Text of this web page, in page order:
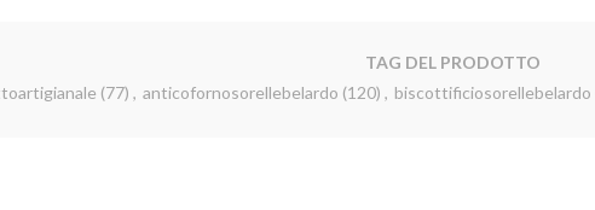
TAG DEL PRODOTTO
(77) , anticofornosorellebelardo (120) , biscottificiosorellebelardo